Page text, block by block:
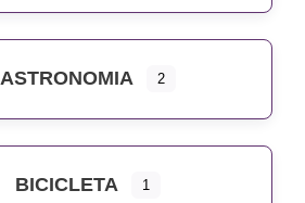
ASTRONOMIA 2
BICICLETA 1